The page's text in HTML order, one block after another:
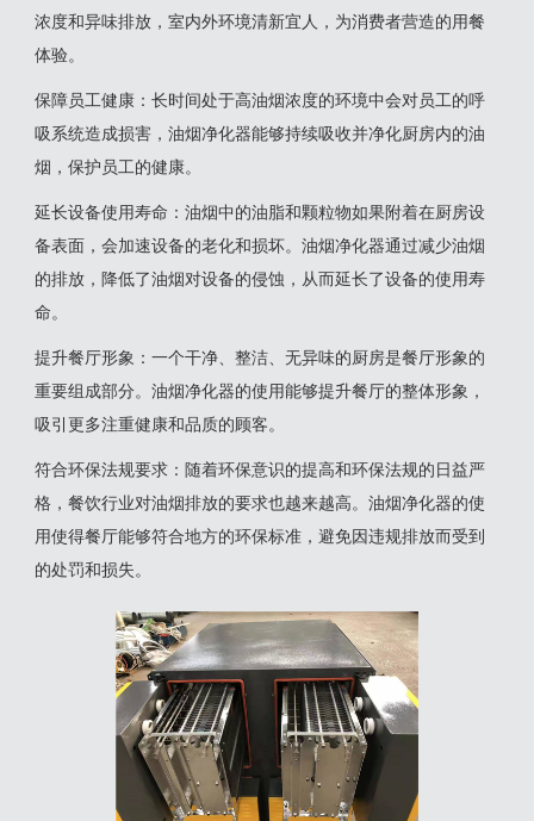
浓度和异味排放，室内外环境清新宜人，为消费者营造的用餐
体验‌。
‌保障员工健康‌：长时间处于高油烟浓度的环境中会对员工的呼
吸系统造成损害，油烟净化器能够持续吸收并净化厨房内的油
烟，保护员工的健康‌。
‌延长设备使用寿命‌：油烟中的油脂和颗粒物如果附着在厨房设
备表面，会加速设备的老化和损坏。油烟净化器通过减少油烟
的排放，降低了油烟对设备的侵蚀，从而延长了设备的使用寿
命‌。
‌提升餐厅形象‌：一个干净、整洁、无异味的厨房是餐厅形象的
重要组成部分。油烟净化器的使用能够提升餐厅的整体形象，
吸引更多注重健康和品质的顾客‌。
‌符合环保法规要求‌：随着环保意识的提高和环保法规的日益严
格，餐饮行业对油烟排放的要求也越来越高。油烟净化器的使
用使得餐厅能够符合地方的环保标准，避免因违规排放而受到
的处罚和损失‌。